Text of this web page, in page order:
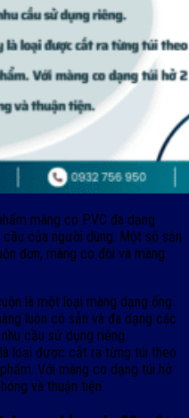
màng co PVC đa dạng
của người dùng. Một số sản
đơn, màng co đôi và màng
là một loại màng dạng ống
luôn có sẵn và đa dạng các
cầu sử dụng riêng.
loại được cắt ra từng túi theo
Với màng co dạng túi hở
và thuận tiện.